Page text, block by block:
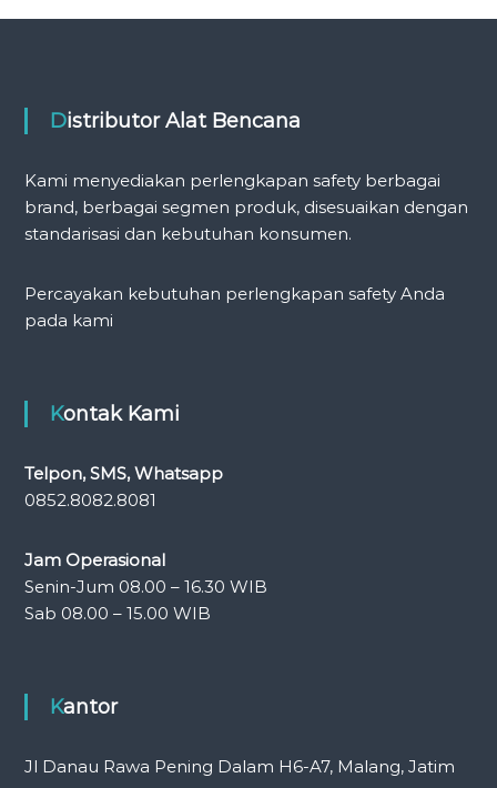
Distributor Alat Bencana
Kami menyediakan perlengkapan safety berbagai
brand, berbagai segmen produk, disesuaikan dengan
standarisasi dan kebutuhan konsumen.
Percayakan kebutuhan perlengkapan safety Anda
pada kami
Kontak Kami
Telpon, SMS, Whatsapp
0852.8082.8081
Jam Operasional
Senin-Jum 08.00 – 16.30 WIB
Sab 08.00 – 15.00 WIB
Kantor
Jl Danau Rawa Pening Dalam H6-A7, Malang, Jatim